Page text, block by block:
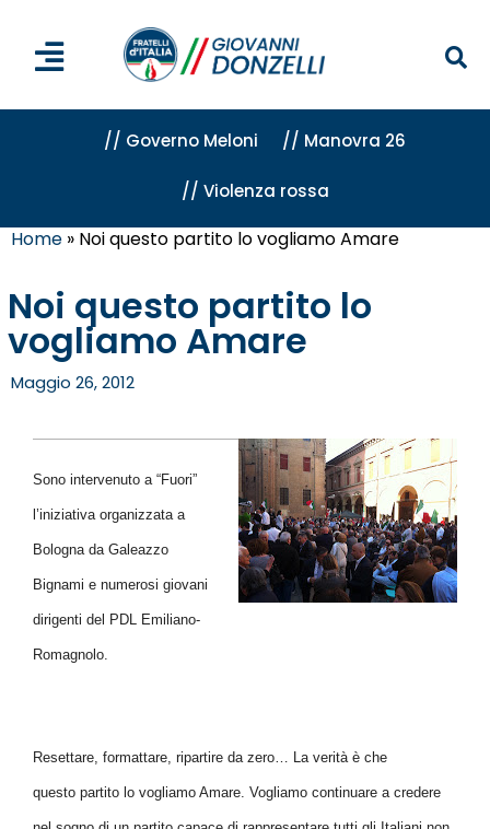
// Governo Meloni // Manovra 26
// Violenza rossa
Home » Noi questo partito lo vogliamo Amare
Noi questo partito lo
vogliamo Amare
Maggio 26, 2012
Sono intervenuto a “Fuori”
l’iniziativa organizzata a
Bologna da Galeazzo
Bignami e numerosi giovani
dirigenti del PDL Emiliano-
Romagnolo.
Resettare, formattare, ripartire da zero… La verità è che
questo partito lo vogliamo Amare. Vogliamo continuare a credere